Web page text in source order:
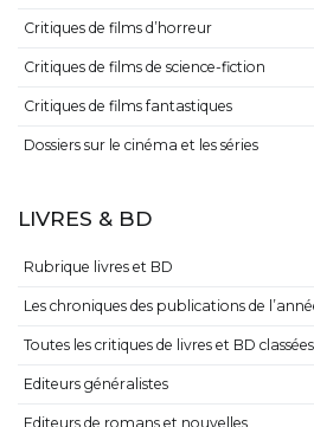
Critiques de films d’horreur
Critiques de films de science-fiction
Critiques de films fantastiques
Dossiers sur le cinéma et les séries
LIVRES & BD
Rubrique livres et BD
Les chroniques des publications de
Toutes les critiques de livres et BD
Editeurs généralistes
Editeurs de romans et nouvelles